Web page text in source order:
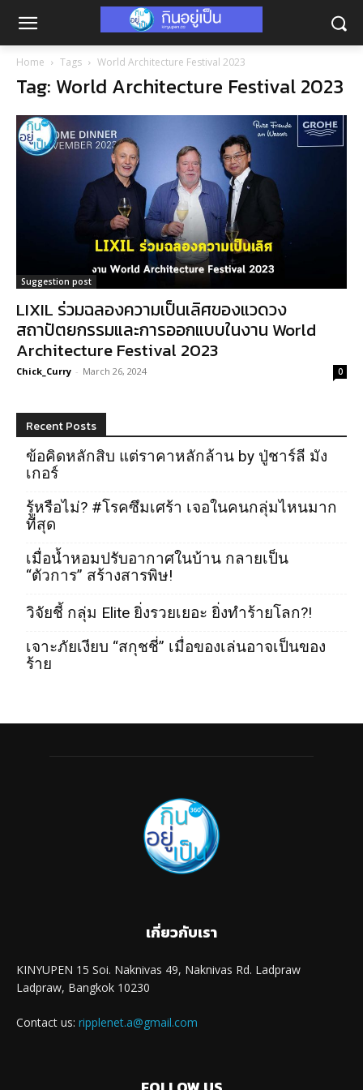
Home Tags World Architecture Festival 2023
Tag: World Architecture Festival 2023
Suggestion post
LIXIL ร่วมฉลองความเป็นเลิศของแวดวง
สถาปัตยกรรมและการออกแบบในงาน World
Architecture Festival 2023
Chick_Curry - March 26, 2024 0
Recent Posts
ข้อคิดหลักสิบ แต่ราคาหลักล้าน by ปู่ชาร์ลี มัง
เกอร์
รู้หรือไม่? #โรคซึมเศร้า เจอในคนกลุ่มไหนมาก
ที่สุด
เมื่อน้ำหอมปรับอากาศในบ้าน กลายเป็น
“ตัวการ” สร้างสารพิษ!
วิจัยชี้ กลุ่ม Elite ยิ่งรวยเยอะ ยิ่งทำร้ายโลก?!
เจาะภัยเงียบ “สกุชชี่” เมื่อของเล่นอาจเป็นของ
ร้าย
เกี่ยวกับเรา
KINYUPEN 15 Soi. Naknivas 49, Naknivas Rd. Ladpraw
Ladpraw, Bangkok 10230
Contact us: ripplenet.a@gmail.com